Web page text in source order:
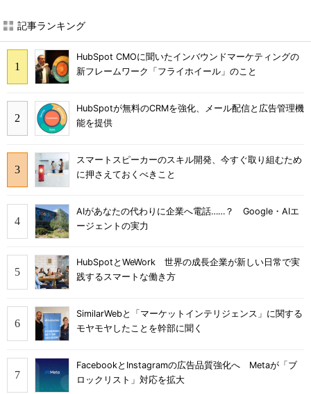
記事ランキング
HubSpot CMOに聞いたインバウンドマーケティングの
新フレームワーク「フライホイール」のこと
HubSpotが無料のCRMを強化、メール配信と広告管理機
能を提供
スマートスピーカーのスキル開発、今すぐ取り組むため
に押さえておくべきこと
AIがあなたの代わりに企業へ電話……？ Google・AIエ
ージェントの実力
HubSpotとWeWork 世界の成長企業が新しい日常で実
践するスマートな働き方
SimilarWebと「マーケットインテリジェンス」に関する
モヤモヤしたことを幹部に聞く
FacebookとInstagramの広告品質強化へ Metaが「ブ
ロックリスト」対応を拡大